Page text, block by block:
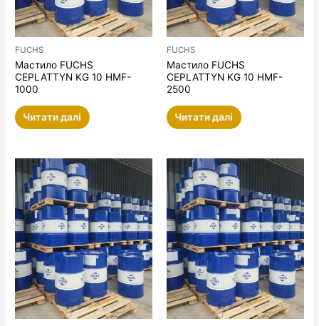
FUCHS
Мастило FUCHS
CEPLATTYN KG 10 HMF-
1000
Читати далі
FUCHS
Мастило FUCHS
CEPLATTYN KG 10 HMF-
2500
Читати далі